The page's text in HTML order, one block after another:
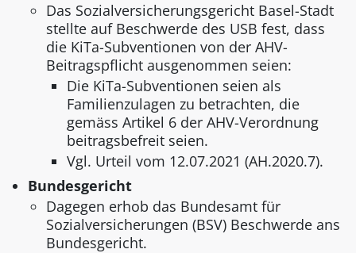
Das Sozialversicherungsgericht Basel-Stadt
stellte auf Beschwerde des USB fest, dass
die KiTa-Subventionen von der AHV-
Beitragspflicht ausgenommen seien:
Die KiTa-Subventionen seien als
Familienzulagen zu betrachten, die
gemäss Artikel 6 der AHV-Verordnung
beitragsbefreit seien.
Vgl. Urteil vom 12.07.2021 (AH.2020.7).
Bundesgericht
Dagegen erhob das Bundesamt für
Sozialversicherungen (BSV) Beschwerde ans
Bundesgericht.